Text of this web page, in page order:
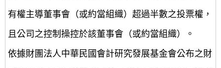
有權主導董事會（或約當組織）超過半數之投票權，
且公司之控制操控於該董事會（或約當組織）。
依據財團法人中華民國會計研究發展基金會公布之財